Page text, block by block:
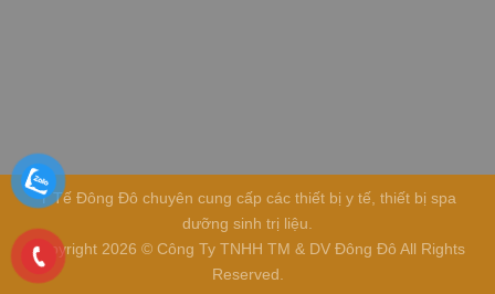
Y Tế Đông Đô chuyên cung cấp các thiết bị y tế, thiết bị spa
dưỡng sinh trị liệu.
Copyright 2026 © Công Ty TNHH TM & DV Đông Đô All Rights
Reserved.